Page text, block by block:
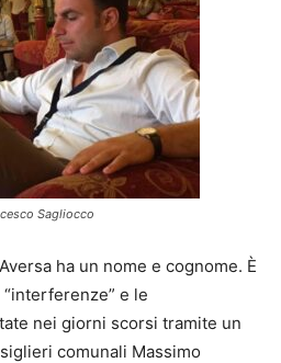
Sagliocco
ha un nome e cognome. È
e le
nei giorni scorsi tramite un
comunali Massimo